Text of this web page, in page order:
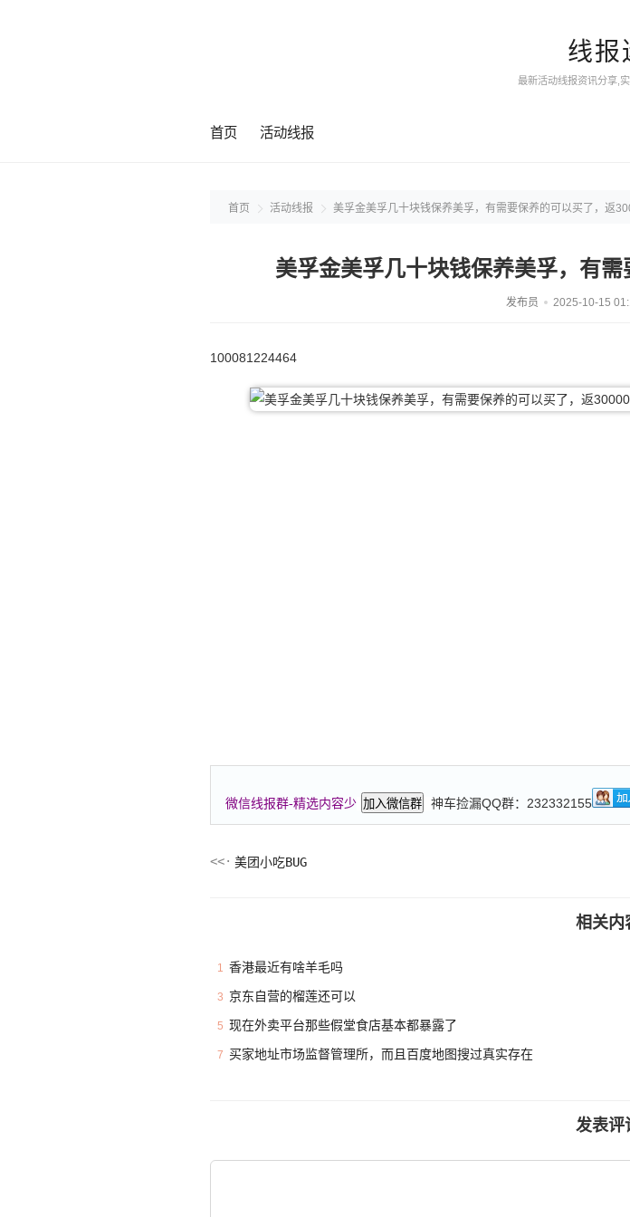
线报
最新活动线报资讯分享,
首页 活动线报
首页 活动线报 美孚金美孚几十块钱保养美孚，有需要保养的可以买了，返
美孚金美孚几十块钱保养美孚，有
发布员 2025-10-15
100081224464
微信线报群-精选内容少 加入微信群 神车捡漏QQ群：232332155
美团小吃BUG
相关内
1 香港最近有啥羊毛吗
3 京东自营的榴莲还可以
5 现在外卖平台那些假堂食店基本都暴露了
7 买家地址市场监督管理所，而且百度地图搜过真实存在
发表评